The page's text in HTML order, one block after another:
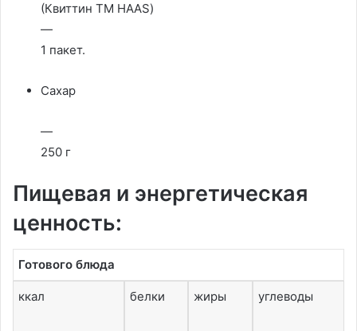
(Квиттин ТМ НААS)
—
1 пакет.
Сахар
—
250 г
Пищевая и энергетическая
ценность:
Готового блюда
ккал белки жиры углеводы